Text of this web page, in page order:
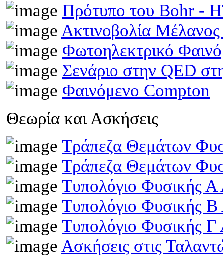
Πρότυπο του Bohr -
Ακτινοβολία
Φωτοηλεκτρικό
Σενάριο στην QED
Φαινόμενο Compton
Θεωρία και Ασκήσεις
Τράπεζα Θεμάτων
Τράπεζα Θεμάτων
Τυπολόγιο Φυσικής Α
Τυπολόγιο Φυσικής Β
Τυπολόγιο Φυσικής Γ
Ασκήσεις στις